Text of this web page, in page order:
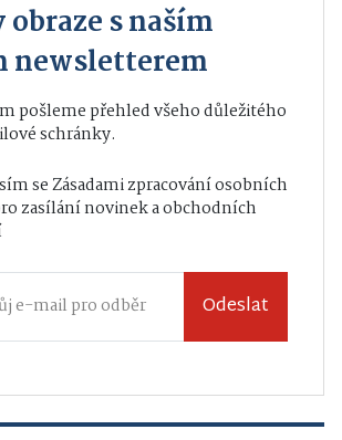
obraze s naším
newsletterem
pošleme přehled všeho důležitého
schránky.
seZásadami zpracování osobních
zasílání novinek a obchodních
Odeslat